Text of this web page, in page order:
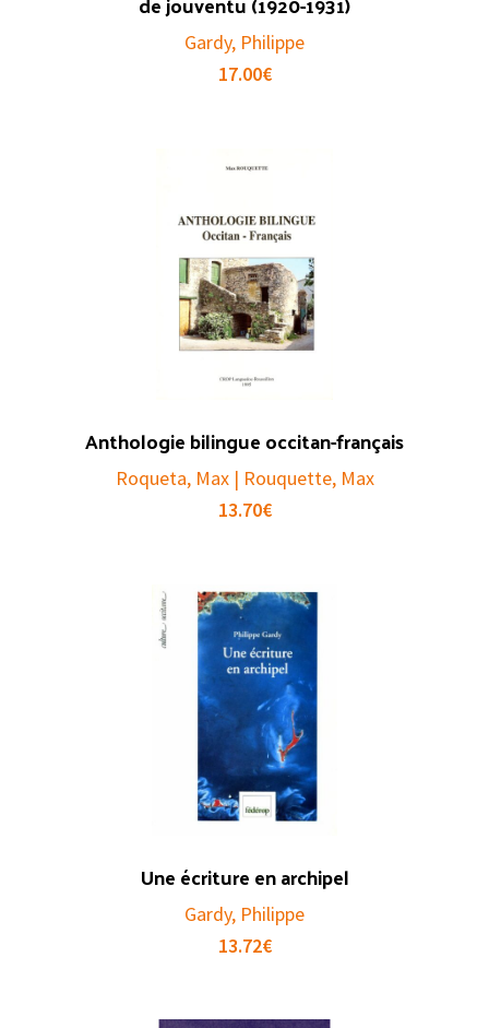
Gardy, Philippe
17.00€
Anthologie bilingue occitan-français
Roqueta, Max | Rouquette, Max
13.70€
Une écriture en archipel
Gardy, Philippe
13.72€